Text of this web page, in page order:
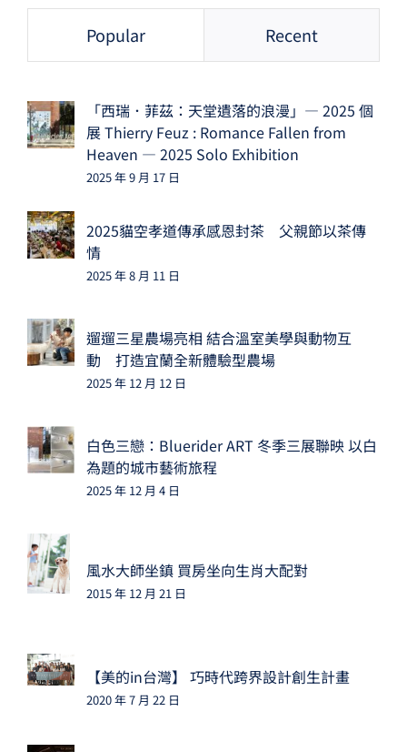
Popular Recent
「西瑞．菲茲：天堂遺落的浪漫」— 2025 個
展 Thierry Feuz : Romance Fallen from
Heaven — 2025 Solo Exhibition
2025 年 9 月 17 日
2025貓空孝道傳承感恩封茶 父親節以茶傳
情
2025 年 8 月 11 日
遛遛三星農場亮相 結合溫室美學與動物互
動 打造宜蘭全新體驗型農場
2025 年 12 月 12 日
白色三戀：Bluerider ART 冬季三展聯映 以白
為題的城市藝術旅程
2025 年 12 月 4 日
風水大師坐鎮 買房坐向生肖大配對
2015 年 12 月 21 日
【美的in台灣】 巧時代跨界設計創生計畫
2020 年 7 月 22 日